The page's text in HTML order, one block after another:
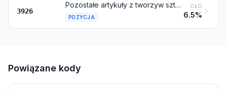
3926
Pozostałe artykuły z tworzyw sztucznych oraz artykuły z pozostałych materiałów objętych pozycjami od 3901 do 3914
POZYCJA
CŁO
6.5%
Powiązane kody